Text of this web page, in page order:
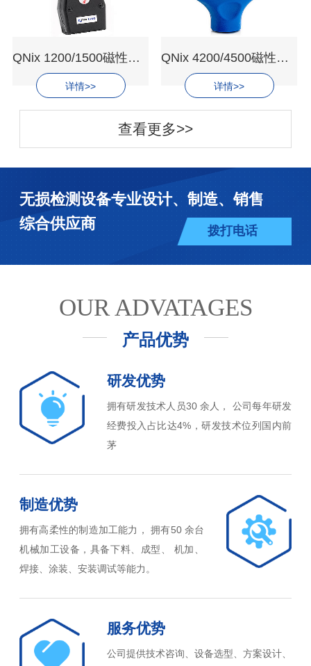
QNix 1200/1500磁性测厚仪
详情>>
QNix 4200/4500磁性测厚仪
详情>>
查看更多>>
无损检测设备专业设计、制造、销售
综合供应商
拨打电话
OUR ADVATAGES
产品优势
研发优势
拥有研发技术人员30 余人， 公司每年研发
经费投入占比达4%，研发技术位列国内前
茅
制造优势
拥有高柔性的制造加工能力， 拥有50 余台
机械加工设备，具备下料、成型、 机加、
焊接、涂装、安装调试等能力。
服务优势
公司提供技术咨询、设备选型、方案设计、